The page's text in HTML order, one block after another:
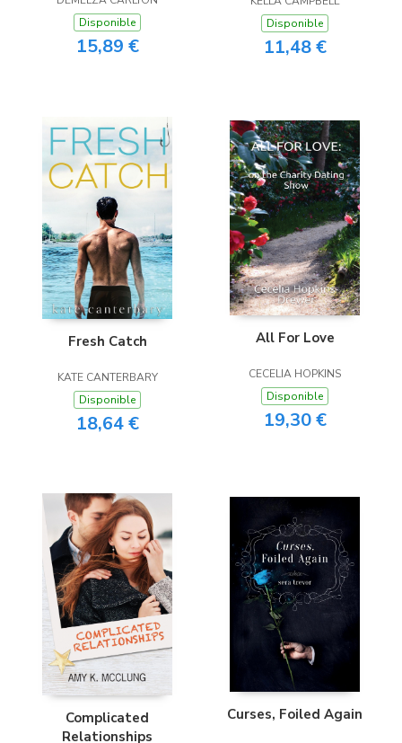
Disponible
15,89 €
Disponible
11,48 €
Fresh Catch
KATE CANTERBARY
Disponible
18,64 €
All For Love
CECELIA HOPKINS
Disponible
19,30 €
Complicated
Relationships
Curses, Foiled Again